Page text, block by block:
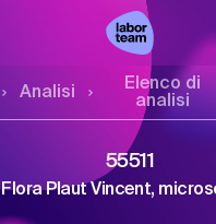
Analisi
Elenco di
analisi
55511
Flora Plaut Vincent,